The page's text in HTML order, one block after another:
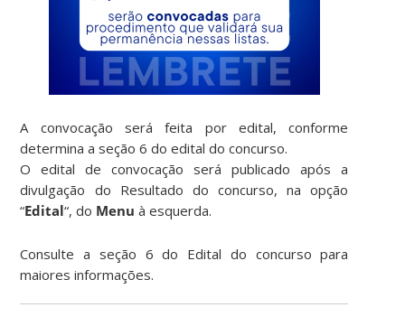
A convocação será feita por edital, conforme
determina a seção 6 do edital do concurso.
O edital de convocação será publicado após a
divulgação do Resultado do concurso, na opção
“Edital“, do Menuà esquerda.
Consulte a seção 6 do Edital do concurso para
maiores informações.